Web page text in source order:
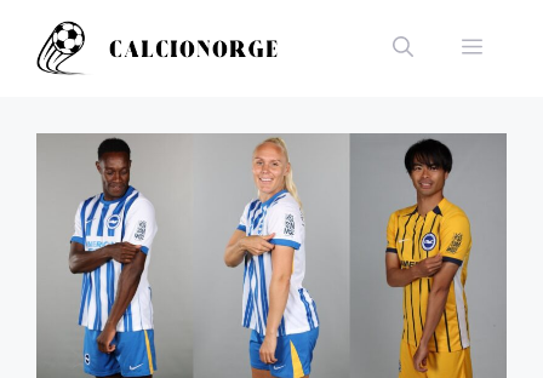
innhold
Meny